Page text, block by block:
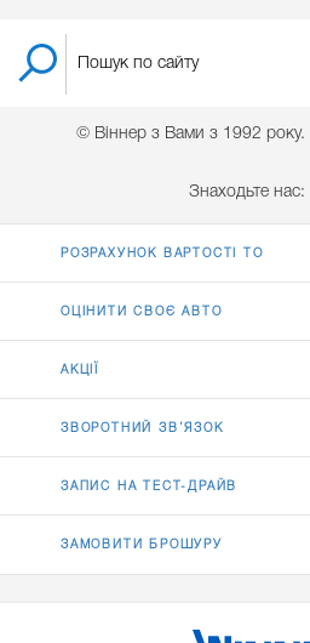
© Віннер з Вами з 1992 року.
Знаходьте нас:
РОЗРАХУНОК ВАРТОСТІ ТО
ОЦІНИТИ СВОЄ АВТО
АКЦІЇ
ЗВОРОТНИЙ ЗВ’ЯЗОК
ЗАПИС НА ТЕСТ-ДРАЙВ
ЗАМОВИТИ БРОШУРУ